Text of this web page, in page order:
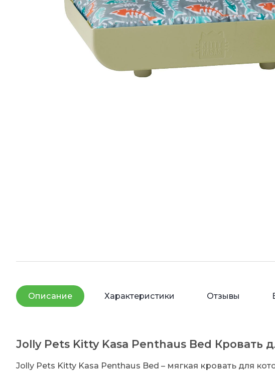
Описание Характеристики Отзывы
Jolly Pets Kitty Kasa Penthaus Bed Кровать
Jolly Pets Kitty Kasa Penthaus Bed – мягкая кровать для